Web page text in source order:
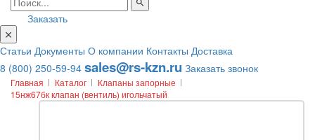
Заказать
Статьи Документы О компании Контакты Доставка
8 (800) 250-59-94 sales@rs-kzn.ru Заказать звонок
Главная Каталог
Клапаны запорные
15нж67бк клапан (вентиль) игольчатый